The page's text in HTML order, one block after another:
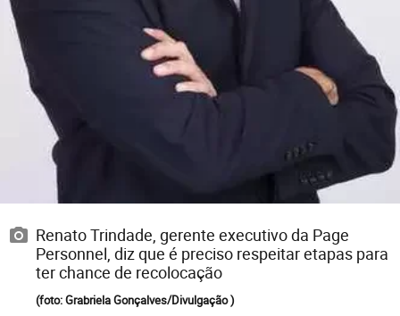
Renato Trindade, gerente executivo da Page
Personnel, diz que é preciso respeitar etapas para
ter chance de recolocação
(foto: Grabriela Gonçalves/Divulgação )